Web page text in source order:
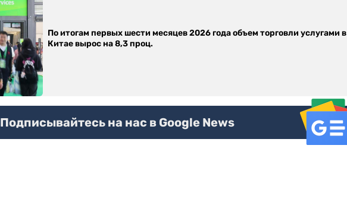
По итогам первых шести месяцев 2026 года объем торговли услугами в
Китае вырос на 8,3 проц.
Подписывайтесь на нас в Google News